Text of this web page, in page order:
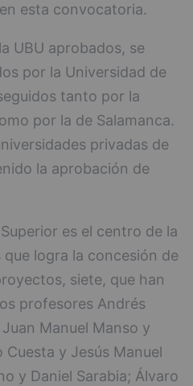
esta convocatoria.
UBU aprobados, se
por la Universidad de
tanto por la
por la de Salamanca.
privadas de
la aprobación de
es el centro de la
logra la concesión de
siete, que han
profesores Andrés
Manuel Manso y
y Jesús Manuel
y Daniel Sarabia; Álvaro